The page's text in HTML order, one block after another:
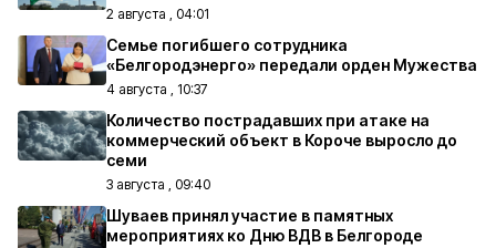
2 августа , 04:01
Семье погибшего сотрудника
«Белгородэнерго» передали орден Мужества
4 августа , 10:37
Количество пострадавших при атаке на
коммерческий объект в Короче выросло до
семи
3 августа , 09:40
Шуваев принял участие в памятных
мероприятиях ко Дню ВДВ в Белгороде